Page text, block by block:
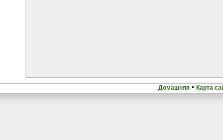
Домашняя • Карта